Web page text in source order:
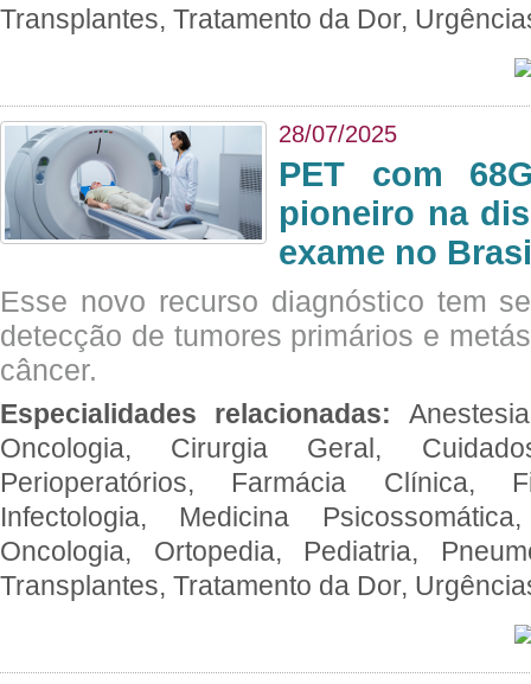
Transplantes, Tratamento da Dor,
28/07/2025
PET com
pioneiro na
exame no
Esse novo recurso diagnóstico tem
detecção de tumores primários e
câncer.
Especialidades relacionadas:
Oncologia, Cirurgia Geral,
Perioperatórios, Farmácia Clínica,
Infectologia, Medicina
Oncologia, Ortopedia, Pediatria,
Transplantes, Tratamento da Dor,